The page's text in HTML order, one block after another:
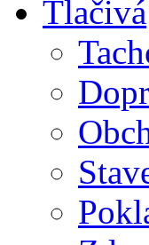
Tlačivá